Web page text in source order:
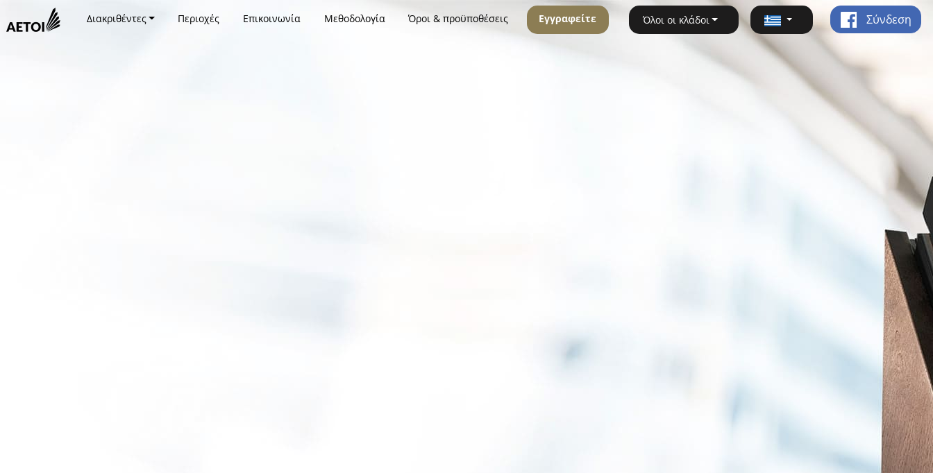
Διακριθέντες Περιοχές Επικοινωνία Μεθοδολογία Όροι & προϋποθέσεις Εγγραφείτε Όλοι οι κλάδοι Σύνδεση